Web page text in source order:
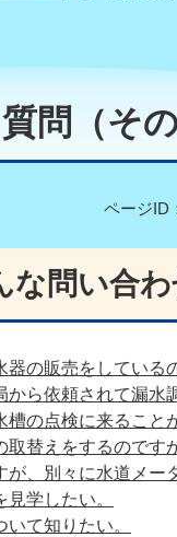
問（その
ページID
な問い合
器の販売をしている
から依頼されて漏水
槽の点検に来ること
取替えをするのです
が、別々に水道メー
学したい。
て知りたい。